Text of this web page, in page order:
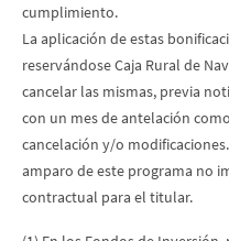
cumplimiento.
La aplicación de estas
reservándose Caja Rural de
cancelar las mismas, previa
con un mes de antelación
cancelación y/o
amparo de este programa no
contractual para el titular.